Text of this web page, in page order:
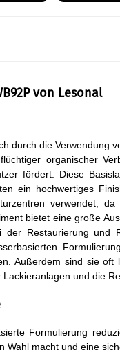
von Lesonal
durch die Verwendung
organischer
fördert. Diese
ein hochwertiges
verwendet,
bietet eine große
Restaurierung und
Außerdem sind sie
und die
Formulierung
Wahl macht und eine